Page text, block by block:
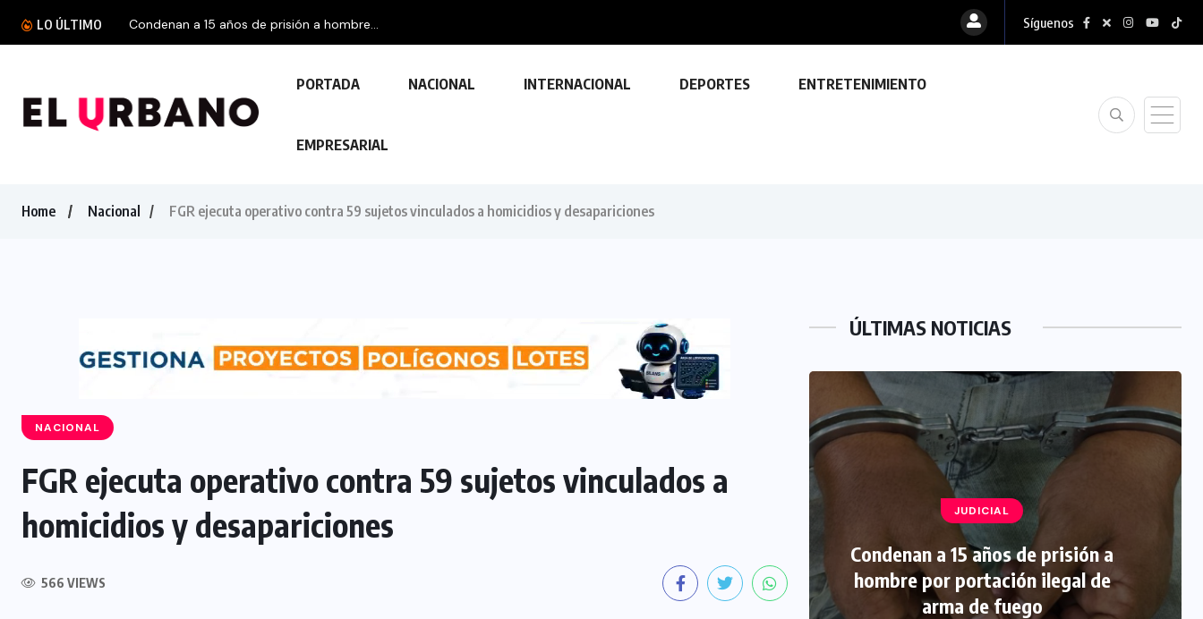
LO ÚLTIMO Síguenos
PORTADA NACIONAL INTERNACIONAL DEPORTES ENTRETENIMIENTO
EMPRESARIAL
Home Nacional FGR ejecuta operativo contra 59 sujetos vinculados a homicidios y desapariciones
NACIONAL
FGR ejecuta operativo contra 59 sujetos vinculados a
homicidios y desapariciones
566 VIEWS
ÚLTIMAS NOTICIAS
NACIONAL
Capturan a siete presuntos
dedicada al desmantelamiento de
TECNOLOGÍA
23 FEBRERO, 2024
JUDICIAL
Condenan a 15 años de prisión a
hombre por portación ilegal de
arma de fuego